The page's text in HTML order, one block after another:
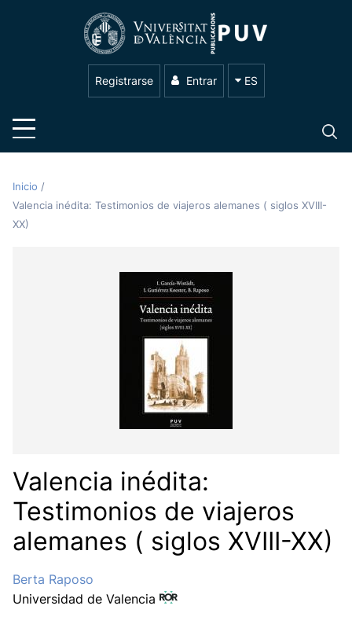
Registrarse Entrar ES
Inicio /
Valencia inédita: Testimonios de viajeros alemanes ( siglos XVIII-
XX)
Valencia inédita:
Testimonios de viajeros
alemanes ( siglos XVIII-XX)
Berta Raposo
Universidad de Valencia